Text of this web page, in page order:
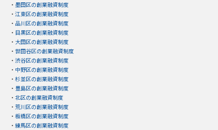
・ 墨田区の創業融資制度
・ 江東区の創業融資制度
・ 品川区の創業融資制度
・ 目黒区の創業融資制度
・ 大田区の創業融資制度
・ 世田谷区の創業融資制度
・ 渋谷区の創業融資制度
・ 中野区の創業融資制度
・ 杉並区の創業融資制度
・ 豊島区の創業融資制度
・ 北区の創業融資制度
・ 荒川区の創業融資制度
・ 板橋区の創業融資制度
・ 練馬区の創業融資制度